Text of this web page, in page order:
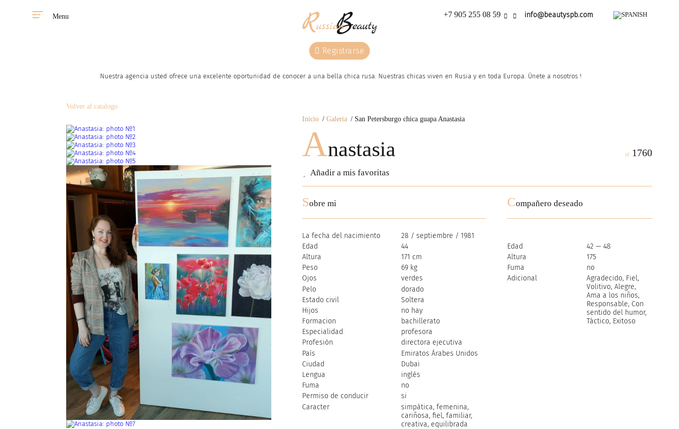
Menu +7 905 255 08 59 info@beautyspb.com
Registrarse
Nuestra agencia usted ofrece una excelente oportunidad de conocer a una bella chica rusa. Nuestras сhicas viven en Rusia y en toda Europa. Únete a nosotros !
Inicio Galeria San Petersburgo chica guapa Anastasia
Anastasia
Añadir a mis favoritas
id: 1760
Volver al catalogo
Sobre mi
La fecha del nacimiento
28 / septiembre / 1981
Edad
44
Altura
171 cm
Peso
69 kg
Ojos
verdes
Pelo
dorado
Estado civil
Soltera
Hijos
no hay
Formacion
bachillerato
Especialidad
profesora
Profesión
directora ejecutiva
País
Emiratos Árabes Unidos
Ciudad
Dubai
Lengua
inglés
Fuma
no
Permiso de conducir
si
Caracter
simpática, femenina,
cariñosa, fiel, familiar,
creativa, equilibrada
Compañero deseado
Edad
42 — 48
Altura
175
Fuma
no
Adicional
Agradecido, Fiel,
Volitivo, Alegre,
Ama a los niños,
Responsable, Con
sentido del humor,
Táctico, Exitoso